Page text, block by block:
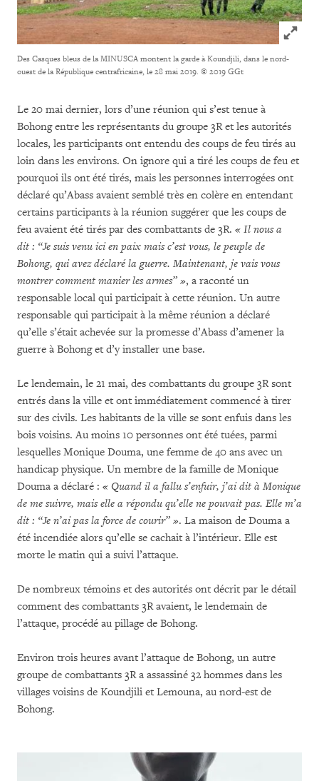
Click to
Des Casques bleus de la MINUSCA montent la garde à Koundjili, dans le nord-
ouest de la République centrafricaine, le 28 mai 2019. © 2019 GGt
Le 20 mai dernier, lors d’une réunion qui s’est tenue à
Bohong entre les représentants du groupe 3R et les autorités
locales, les participants ont entendu des coups de feu tirés au
loin dans les environs. On ignore qui a tiré les coups de feu et
pourquoi ils ont été tirés, mais les personnes interrogées ont
déclaré qu’Abass avaient semblé très en colère en entendant
certains participants à la réunion suggérer que les coups de
feu avaient été tirés par des combattants de 3R. « Il nous a
dit : “Je suis venu ici en paix mais c’est vous, le peuple de
Bohong, qui avez déclaré la guerre. Maintenant, je vais vous
montrer comment manier les armes” », a raconté un
responsable local qui participait à cette réunion. Un autre
responsable qui participait à la même réunion a déclaré
qu’elle s’était achevée sur la promesse d’Abass d’amener la
guerre à Bohong et d’y installer une base.
Le lendemain, le 21 mai, des combattants du groupe 3R sont
entrés dans la ville et ont immédiatement commencé à tirer
sur des civils. Les habitants de la ville se sont enfuis dans les
bois voisins. Au moins 10 personnes ont été tuées, parmi
lesquelles Monique Douma, une femme de 40 ans avec un
handicap physique. Un membre de la famille de Monique
Douma a déclaré : « Quand il a fallu s’enfuir, j’ai dit à Monique
de me suivre, mais elle a répondu qu’elle ne pouvait pas. Elle m’a
dit : “Je n’ai pas la force de courir” ». La maison de Douma a
été incendiée alors qu’elle se cachait à l’intérieur. Elle est
morte le matin qui a suivi l’attaque.
De nombreux témoins et des autorités ont décrit par le détail
comment des combattants 3R avaient, le lendemain de
l’attaque, procédé au pillage de Bohong.
Environ trois heures avant l’attaque de Bohong, un autre
groupe de combattants 3R a assassiné 32 hommes dans les
villages voisins de Koundjili et Lemouna, au nord-est de
Bohong.